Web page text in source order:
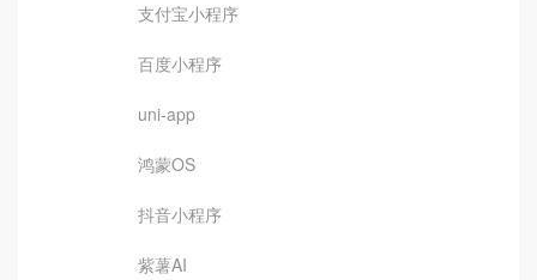
支付宝小程序
百度小程序
uni-app
鸿蒙OS
抖音小程序
紫薯AI